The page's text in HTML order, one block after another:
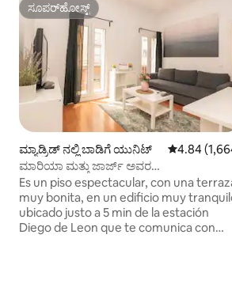
ಸೂಪರ್‌ಹೋಸ್ಟ್
ಸೂಪರ್‌ಹೋಸ್ಟ್
ಮ್ಯಾಡ್ರಿಡ್ ನಲ್ಲಿ ಬಾಡಿಗೆ ಯುನಿಟ್ 5 ರಲ್ಲಿ 4.84
4.84
ಮಾರಿಯಾ ಮತ್ತು ಜಾರ್ಜ್ ಅವರ
ಅಪಾರ್ಟ್‌ಮೆಂಟ್‌ಗಳು
Es un piso espectacular, con una
muy bonita, en un edificio muy
ubicado justo a 5 min de la estación
Diego de Leon que te comunica con